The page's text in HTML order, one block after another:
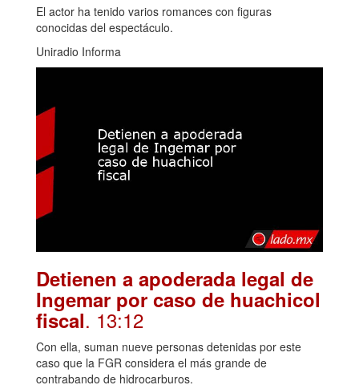
El actor ha tenido varios romances con figuras
conocidas del espectáculo.
Uniradio Informa
Detienen a apoderada legal de
Ingemar por caso de huachicol
fiscal. 13:12
Con ella, suman nueve personas detenidas por este
caso que la FGR considera el más grande de
contrabando de hidrocarburos.